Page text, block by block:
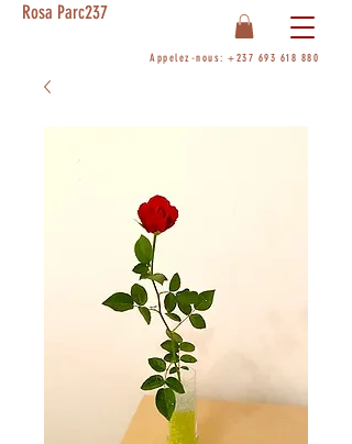
Rosa Parc237
Appelez-nous: +237 693 618 880